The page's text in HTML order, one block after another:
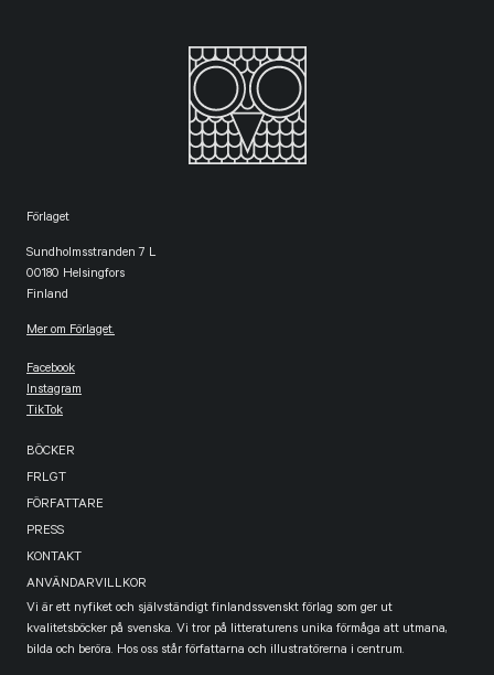
Förlaget
Sundholmsstranden 7 L
00180 Helsingfors
Finland
Mer om Förlaget.
Facebook
Instagram
TikTok
BÖCKER
FRLGT
FÖRFATTARE
PRESS
KONTAKT
ANVÄNDARVILLKOR
Vi är ett nyfiket och självständigt finlandssvenskt förlag som ger ut
kvalitetsböcker på svenska. Vi tror på litteraturens unika förmåga att utmana,
bilda och beröra. Hos oss står författarna och illustratörerna i centrum.